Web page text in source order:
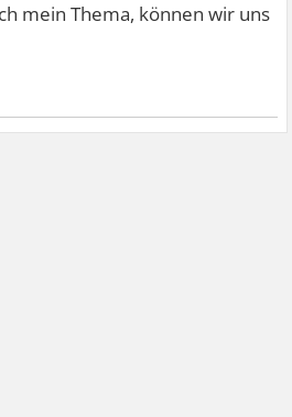
mein Thema, können wir uns